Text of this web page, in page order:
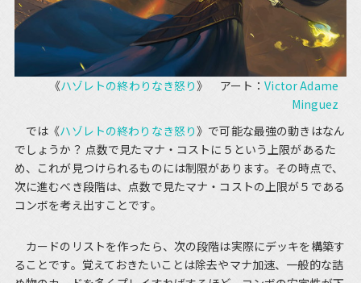
《ハゾレトの終わりなき怒り》 アート：Victor Adame
Minguez
では《ハゾレトの終わりなき怒り》で可能な最強の動きはなん
でしょうか？ 点数で見たマナ・コストに５という上限があるた
め、これが見つけられるものには制限があります。その時点で、
次に進むべき段階は、点数で見たマナ・コストの上限が５である
コンボを考え出すことです。
カードのリストを作ったら、次の段階は実際にデッキを構築す
ることです。覚えておきたいことは除去やマナ加速、一般的な詰